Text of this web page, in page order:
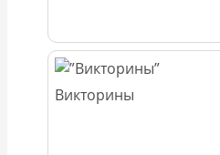
Викторины